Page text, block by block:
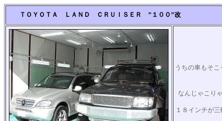
ＴＯＹＯＴＡ ＬＡＮＤ ＣＲＵＩＳＥＲ ”１００”改
うちの車もそ
なんじゃこり
１８インチが